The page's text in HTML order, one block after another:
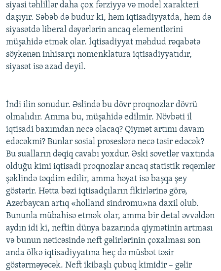
siyasi təhlillər daha çox fərziyyə və model xarakteri
daşıyır. Səbəb də budur ki, həm iqtisadiyyatda, həm də
siyasətdə liberal dəyərlərin ancaq elementlərini
müşahidə etmək olar. İqtisadiyyat məhdud rəqabətə
söykənən inhisarçı nomenklatura iqtisadiyyatıdır,
siyasət isə azad deyil.
İndi ilin sonudur. Əslində bu dövr proqnozlar dövrü
olmalıdır. Amma bu, müşahidə edilmir. Növbəti il
iqtisadi baxımdan necə olacaq? Qiymət artımı davam
edəcəkmi? Bunlar sosial proseslərə necə təsir edəcək?
Bu sualların dəqiq cavabı yoxdur. Əski sovetlər vaxtında
olduğu kimi iqtisadi proqnozlar ancaq statistik rəqəmlər
şəklində təqdim edilir, amma həyat isə başqa şey
göstərir. Hətta bəzi iqtisadçıların fikirlərinə görə,
Azərbaycan artıq «holland sindromu»na daxil olub.
Bununla mübahisə etmək olar, amma bir detal əvvəldən
aydın idi ki, neftin dünya bazarında qiymətinin artması
və bunun nəticəsində neft gəlirlərinin çoxalması son
anda ölkə iqtisadiyyatına heç də müsbət təsir
göstərməyəcək. Neft ikibaşlı çubuq kimidir – gəlir